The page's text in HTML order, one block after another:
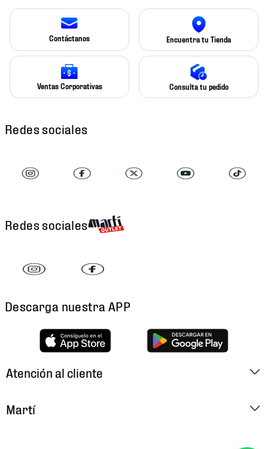
Contáctanos Encuentra tu Tienda
Ventas Corporativas Consulta tu pedido
Redes sociales
Redes sociales
Descarga nuestra APP
Atención al cliente
Martí